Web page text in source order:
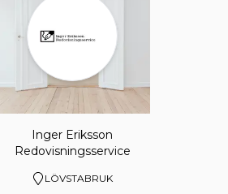
Inger Eriksson
Redovisningsservice
LÖVSTABRUK